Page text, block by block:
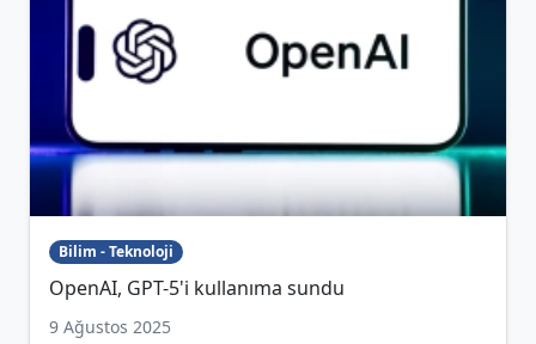
Bilim - Teknoloji
OpenAI, GPT-5'i kullanıma sundu
9 Ağustos 2025